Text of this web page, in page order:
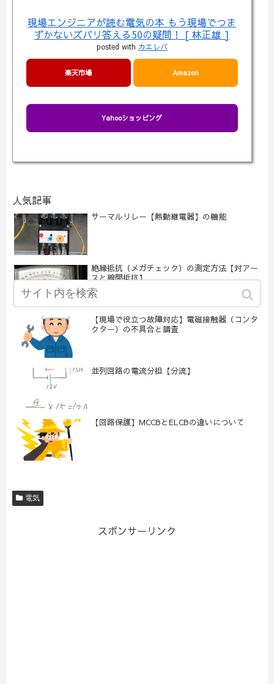
現場エンジニアが読む電気の本 もう現場でつま
ずかないズバリ答える50の疑問！ [ 林正雄 ]
posted with カエレバ
楽天市場 Amazon
Yahooショッピング
人気記事
サーマルリレー【熱動継電器】の機能
絶縁抵抗（メガチェック）の測定方法【対アー
スと線間抵抗】
【現場で役立つ故障対応】電磁接触器（コンタ
クター）の不具合と調査
並列回路の電流分担【分流】
【回路保護】MCCBとELCBの違いについて
電気
スポンサーリンク